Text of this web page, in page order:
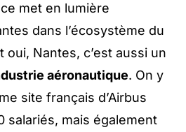
met en lumière
dans l’écosystème du
oui, Nantes, c’est aussi un
aéronautique. On y
site français d’Airbus
salariés, mais également